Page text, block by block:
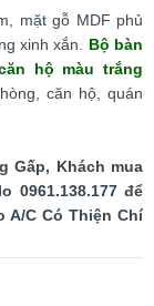
mặt gỗ MDF phủ
xinh xắn. Bộ bàn
hộ màu trắng
căn hộ, quán
Gấp, Khách mua
0961.138.177 để
A/C Có Thiện Chí